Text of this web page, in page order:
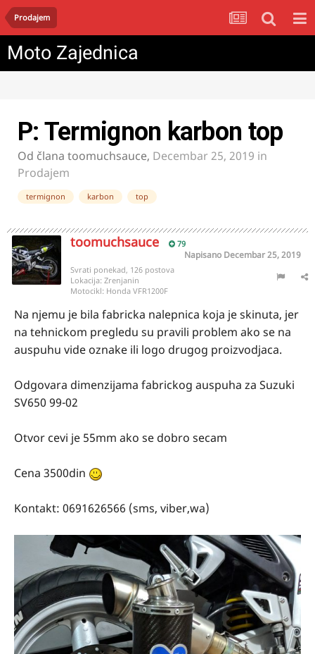
Prodajem
Moto Zajednica
P: Termignon karbon top
Od člana toomuchsauce, Decembar 25, 2019 in
Prodajem
termignon karbon top
toomuchsauce 79
Napisano Decembar 25, 2019
Svrati ponekad, 126 postova
Lokacija: Zrenjanin
Motocikl: Honda VFR1200F
Na njemu je bila fabricka nalepnica koja je skinuta, jer
na tehnickom pregledu su pravili problem ako se na
auspuhu vide oznake ili logo drugog proizvodjaca.
Odgovara dimenzijama fabrickog auspuha za Suzuki
SV650 99-02
Otvor cevi je 55mm ako se dobro secam
Cena 3500din
Kontakt: 0691626566 (sms, viber,wa)